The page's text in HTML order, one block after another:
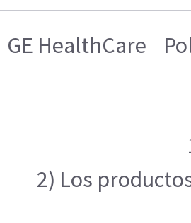
GE HealthCare
2) Los